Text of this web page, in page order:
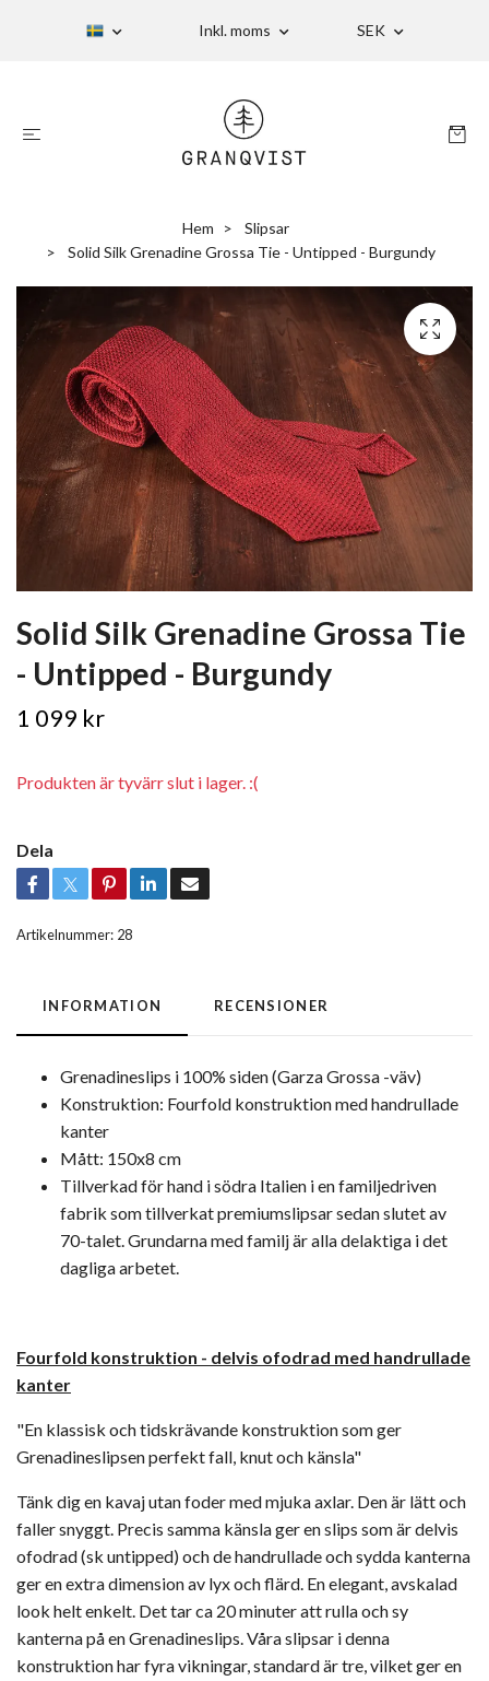
Inkl. moms SEK
Hem
Slipsar
Solid Silk Grenadine Grossa Tie - Untipped - Burgundy
Solid Silk Grenadine Grossa Tie
- Untipped - Burgundy
1 099 kr
Produkten är tyvärr slut i lager. :(
Dela
Artikelnummer: 28
INFORMATION RECENSIONER
Grenadineslips i 100% siden (Garza Grossa -väv)
Konstruktion: Fourfold konstruktion med handrullade
kanter
Mått: 150x8 cm
Tillverkad för hand i södra Italien i en familjedriven
fabrik som tillverkat premiumslipsar sedan slutet av
70-talet. Grundarna med familj är alla delaktiga i det
dagliga arbetet.
Fourfold konstruktion - delvis ofodrad med handrullade
kanter
"En klassisk och tidskrävande konstruktion som ger
Grenadineslipsen perfekt fall, knut och känsla"
Tänk dig en kavaj utan foder med mjuka axlar. Den är lätt och
faller snyggt. Precis samma känsla ger en slips som är delvis
ofodrad (sk untipped) och de handrullade och sydda kanterna
ger en extra dimension av lyx och flärd. En elegant, avskalad
look helt enkelt. Det tar ca 20 minuter att rulla och sy
kanterna på en Grenadineslips. Våra slipsar i denna
konstruktion har fyra vikningar, standard är tre, vilket ger en